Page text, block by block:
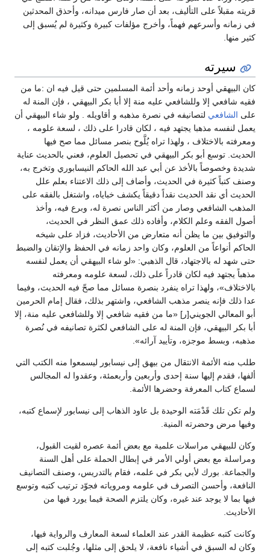
قريته مقبلاً على التأليف، بعد أن صار فارس ميدانه، وأحذق المحدثين
في زمانه وأسرعهم فهماً، وأخرج مؤلفات كبيرة وكثيرة لم يُسبق إلى
كثير منها.
سيرته
كان البيهقي أوحد زمانه وأحد أئمة المسلمين حتى قيل فيه ان :ما من
فقيه شافعي إلا وللشافعي عليه منة إلا أبا بكر البيهقي ، فإن المنة له
على الشافعي لتصانيفه في نصرة مذهبه و أقاويله . ولو شاء البيهقي أن
يعمل لنفسه مذهبا يجتهد فيه ، لكان قادرا على ذلك ، لسعة علومه ،
ومعرفته بالاختلاف ، ولهذا تراه يُلَّوح بنصر مسائل مما صح فيها
الحديث. توسع أبو بكر البيهقي في تحصيل العلوم، فعني بالحديث عناية
شديدة وخصوصاً بالأخذ عن أبي عبد الله الحاكم النيسابوري وتخرج به،
وصنف كتباً كثيرة في الحديث، وأضاف إلى ذلك الاعتناء بعلم علل
الحديث أي نقد الحديث نقداً دقيقاً يكشف خباياه، واشتغل بالفقه على
المذهب الشافعي وصار من أكثر الناس نصرة له، وبرع فيه، وأخذ
أصول الفقه وعلم الكلام، وأفاده ذلك عمق النظر في الحديث،
والتوفيق بين ما يظن أنه متعارض من الأحاديث، فزاد على شيخه
الحاكم أنواعاً من العلوم، وكان واحد زمانه في الحفظ والإتقان والضبط
حتى شهد له بالاجتهاد، قال الذهبي: «لو شاء البيهقي أن يعمل لنفسه
مذهباً يجتهد فيه لكان قادراً على ذلك، لسعة علومه ومعرفته
بالاختلاف»، ولهذا تراه ينفرد بنصرة مسائل مما صحّ فيه الحديث، وفيما
عدا ذلك فإنه ينصر مذهب الشافعي، واشتهر بذلك، فقال إمام الحرمين
أبو المعالي الجويني[ر] «ما من فقيه شافعي إلا وللشافعي عليه منة، إلا
أبا بكر البيهقي، فإن المنة له على الشافعي لكثرة تصانيفه في نُصرة
مذهبه، وبسط موجزه، وتأييد آرائه».
طلب منه الأئمة الانتقال من بيهق إلى نيسابور ليسمعوا منه الكتب التي
ألفها، فقدم إليها سنة إحدى وأربعين وأربعمئة، وعقدوا له المجالس
لسماع كتاب المعرفة وحضرها الأئمة.
ولم تكن تلك قَدْمَته الوحيدة بل عاود الذهاب إلى نيسابور لإسماع كتبه،
وفيها مرض وحضرته المنية.
وكان للبيهقي مراسلات علمية مع بعض أئمة عصره لقيت القبول،
ومراسلة مع بعض أولي الأمر في إبطال الحملة على أهل السنة
والجماعة. بورك لأبي بكر في علمه، فقام بالتدريس، وصنف التصانيف
النافعة، وأحسن التصرف في علومه ومروياته فجوّد ترتيب كتبه وتوسع
فيها بما لا يوجد عند غيره، وكان يلتزم الصحة فيما يورد فيها من
الأحاديث.
وكانت كتبه عظيمة القدر عند العلماء لسعة المعارف والرواية فيها،
وكان له السبق في أشياء نافعة، لا يلحق إلى مثلها، وجُلبت كتبه إلى